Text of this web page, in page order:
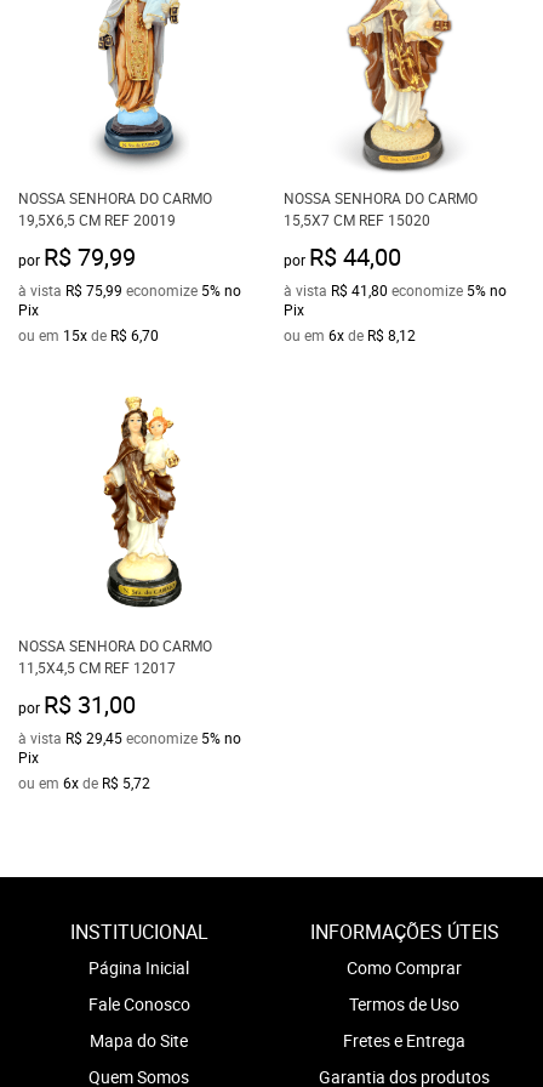
NOSSA SENHORA DO CARMO
19,5X6,5 CM REF 20019
por R$ 79,99
à vista R$ 75,99 economize 5%no
Pix
ou em 15xde R$ 6,70
NOSSA SENHORA DO CARMO
15,5X7 CM REF 15020
por R$ 44,00
à vista R$ 41,80 economize 5%no
Pix
ou em 6xde R$ 8,12
NOSSA SENHORA DO CARMO
11,5X4,5 CM REF 12017
por R$ 31,00
à vista R$ 29,45economize 5%no
Pix
ou em 6xde R$ 5,72
INSTITUCIONAL
Página Inicial
Fale Conosco
Mapa do Site
Quem Somos
INFORMAÇÕES ÚTEIS
Como Comprar
Termos de Uso
Fretes e Entrega
Garantia dos produtos